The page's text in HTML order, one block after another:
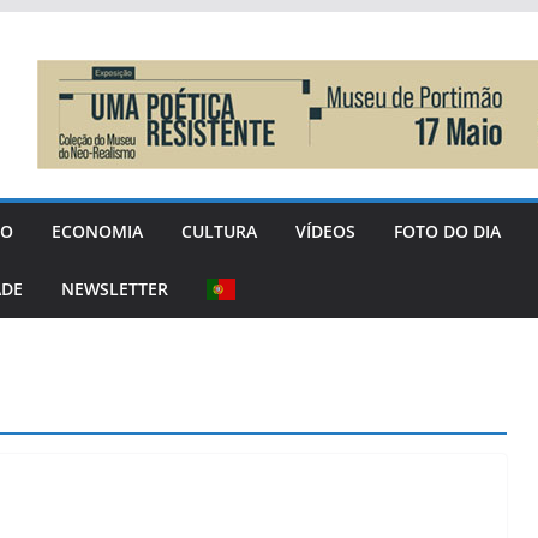
ECONOMIA CULTURA VÍDEOS FOTO DO DIA
NEWSLETTER